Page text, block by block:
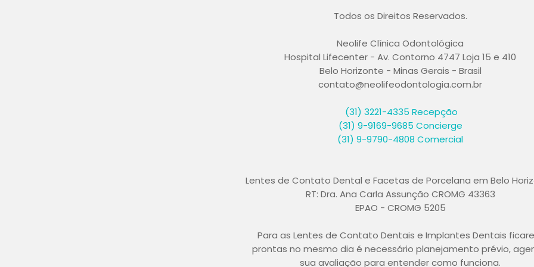
Todos os Direitos Reservados.
Neolife Clínica Odontológica
Hospital Lifecenter - Av. Contorno 4747 Loja 15 e 410
Belo Horizonte - Minas Gerais - Brasil
contato@neolifeodontologia.com.br
(31) 3221-4335 Recepção
(31) 9-9169-9685 Concierge
(31) 9-9790-4808 Comercial
Lentes de Contato Dental e Facetas de Porcelana em Belo
RT: Dra. Ana Carla Assunção CROMG 43363
EPAO - CROMG 5205
Para as Lentes de Contato Dentais e Implantes Dentais
prontas no mesmo dia é necessário planejamento prévio,
sua avaliação para entender como funciona.